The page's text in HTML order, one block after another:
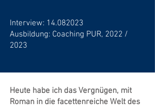
Interview: 14.082023
Ausbildung: Coaching PUR, 2022 /
2023
Heute habe ich das Vergnügen, mit
Roman in die facettenreiche Welt des